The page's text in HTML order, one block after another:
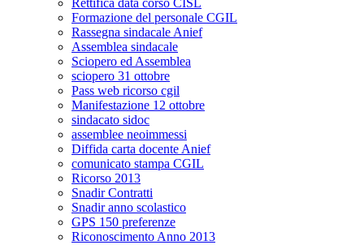
Rettifica data corso CISL
Formazione del personale CGIL
Rassegna sindacale Anief
Assemblea sindacale
Sciopero ed Assemblea
sciopero 31 ottobre
Pass web ricorso cgil
Manifestazione 12 ottobre
sindacato sidoc
assemblee neoimmessi
Diffida carta docente Anief
comunicato stampa CGIL
Ricorso 2013
Snadir Contratti
Snadir anno scolastico
GPS 150 preferenze
Riconoscimento Anno 2013